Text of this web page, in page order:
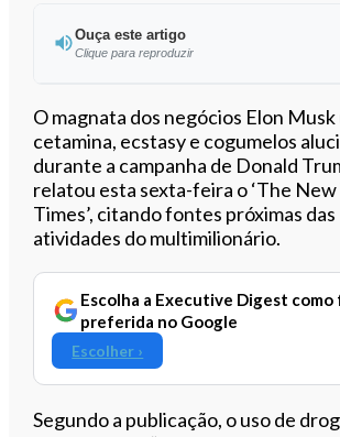
Ouça este artigo
Clique para reproduzir
Ouvir este artigo
O magnata dos negócios Elon Musk
cetamina, ecstasy e cogumelos
durante a campanha de Donald
relatou esta sexta-feira o ‘The
Times’, citando fontes próximas das
atividades do multimilionário.
Escolha a Executive Digest
preferida no Google
Escolher ›
Segundo a publicação, o uso de